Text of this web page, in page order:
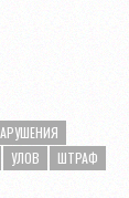
УЛОВ ШТРАФ